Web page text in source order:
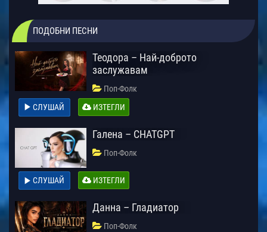
ПОДОБНИ ПЕСНИ
Теодора – Най-доброто
заслужавам
Поп-Фолк
СЛУШАЙ
ИЗТЕГЛИ
Галена – CHATGPT
Поп-Фолк
СЛУШАЙ ИЗТЕГЛИ
Данна – Гладиатор
Поп-Фолк